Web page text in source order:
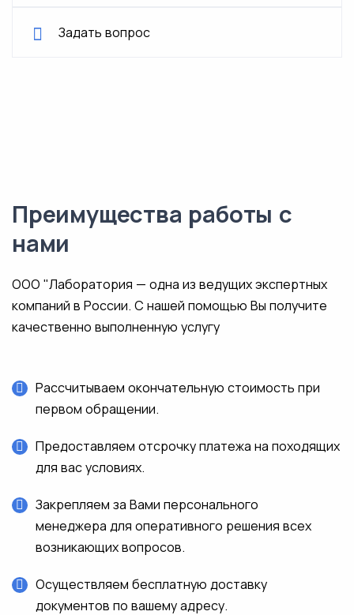
Задать вопрос
Преимущества работы с
нами
ООО "Лаборатория — одна из ведущих экспертных
компаний в России. С нашей помощью Вы получите
качественно выполненную услугу
Рассчитываем окончательную стоимость при
первом обращении.
Предоставляем отсрочку платежа на походящих
для вас условиях.
Закрепляем за Вами персонального
менеджера для оперативного решения всех
возникающих вопросов.
Осуществляем бесплатную доставку
документов по вашему адресу.